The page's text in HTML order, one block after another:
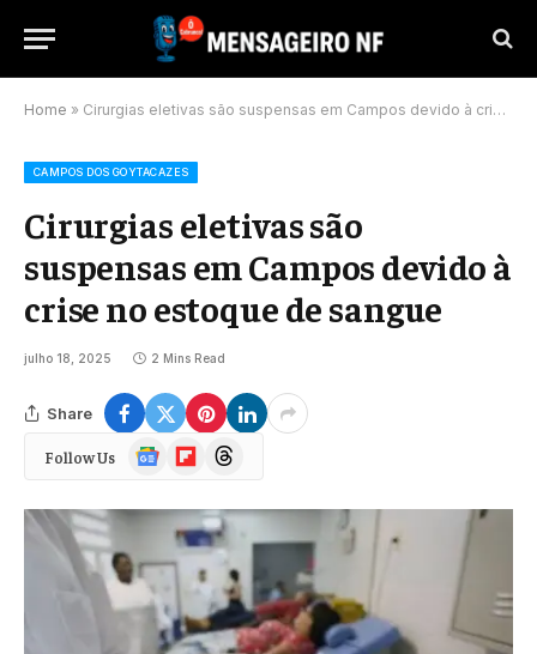
Home » Cirurgias eletivas são suspensas em Campos devido à crise no estoque de sangue
CAMPOS DOS GOYTACAZES
Cirurgias eletivas são
suspensas em Campos devido à
crise no estoque de sangue
julho 18, 2025 2 Mins Read
Share
Follow Us
Google
News
FlipboardThreads